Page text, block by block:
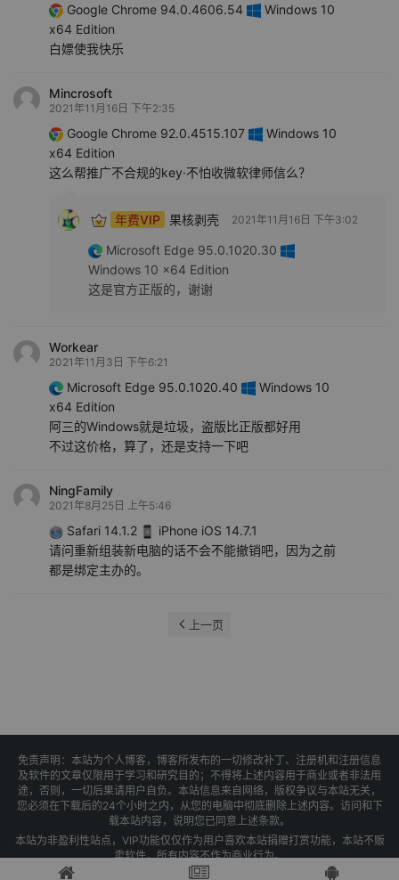
Google Chrome 94.0.4606.54
Windows 10
x64 Edition
白嫖使我快乐
Mincrosoft
2021年11月16日 下午2:35
Google Chrome 92.0.4515.107
Windows 10
x64 Edition
这么帮推广不合规的key·不怕收微软律师信么？
年费VIP 果核剥壳 2021年11月16日 下午3:02
Microsoft Edge 95.0.1020.30
Windows 10 x64 Edition
这是官方正版的，谢谢
Workear
2021年11月3日 下午6:21
Microsoft Edge 95.0.1020.40
Windows 10
x64 Edition
阿三的Windows就是垃圾，盗版比正版都好用
不过这价格，算了，还是支持一下吧
NingFamily
2021年8月25日 上午5:46
Safari 14.1.2
iPhone iOS 14.7.1
请问重新组装新电脑的话不会不能撤销吧，因为之前
都是绑定主办的。
上一页
免责声明：本站为个人博客，博客所发布的一切修改补丁、注册机和注册信息
及软件的文章仅限用于学习和研究目的；不得将上述内容用于商业或者非法用
途，否则，一切后果请用户自负。本站信息来自网络，版权争议与本站无关，
您必须在下载后的24个小时之内，从您的电脑中彻底删除上述内容。访问和下
载本站内容，说明您已同意上述条款。
本站为非盈利性站点，VIP功能仅仅作为用户喜欢本站捐赠打赏功能，本站不贩
卖软件，所有内容不作为商业行为。
Copyright © 2025 果核剥壳 - 琼ICP备2021004479号-1